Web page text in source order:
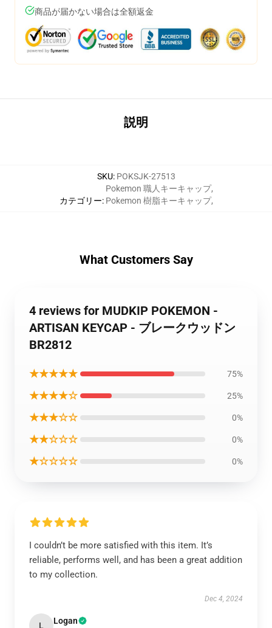
商品が届かない場合は全額返金
説明
SKU: POKSJK-27513
カテゴリー:
Pokemon 職人キーキャップ,
Pokemon 樹脂キーキャップ,
What Customers Say
4 reviews for MUDKIP POKEMON -
ARTISAN KEYCAP - ブレークウッドン
BR2812
★★★★★ 75%
★★★★☆ 25%
★★★☆☆ 0%
★★☆☆☆ 0%
★☆☆☆☆ 0%
I couldn’t be more satisfied with this item. It’s
reliable, performs well, and has been a great addition
to my collection.
Dec 4, 2024
L Logan